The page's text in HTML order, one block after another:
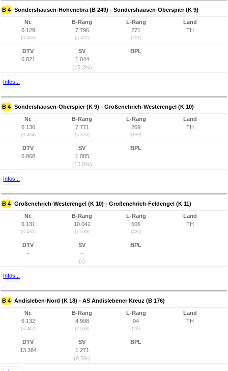
B 4 Sondershausen-Hohenebra (B 249) - Sondershausen-Oberspier (K 9)
Nr.
6.129
(3.433)
B-Rang
7.796
(5.401)
L-Rang
271
(201)
Land
TH
DTV
6.821
SV
1.044
(15,3%)
BPL
Infos...
B 4 Sondershausen-Oberspier (K 9) - Großenehrich-Westerengel (K 10)
Nr.
6.130
(3.434)
B-Rang
7.771
(5.376)
L-Rang
269
(199)
Land
TH
DTV
6.868
SV
1.085
(15,8%)
BPL
Infos...
B 4 Großenehrich-Westerengel (K 10) - Großenehrich-Feldengel (K 11)
Nr.
6.131
(3.435)
B-Rang
10.042
(7.638)
L-Rang
506
(436)
Land
TH
DTV
-
SV
-
(-)
BPL
Infos...
B 4 Andisleben-Nord (K 18) - AS Andislebener Kreuz (B 176)
Nr.
6.132
(3.447)
B-Rang
4.998
(2.638)
L-Rang
94
(26)
Land
TH
DTV
13.384
SV
1.271
(9,5%)
BPL